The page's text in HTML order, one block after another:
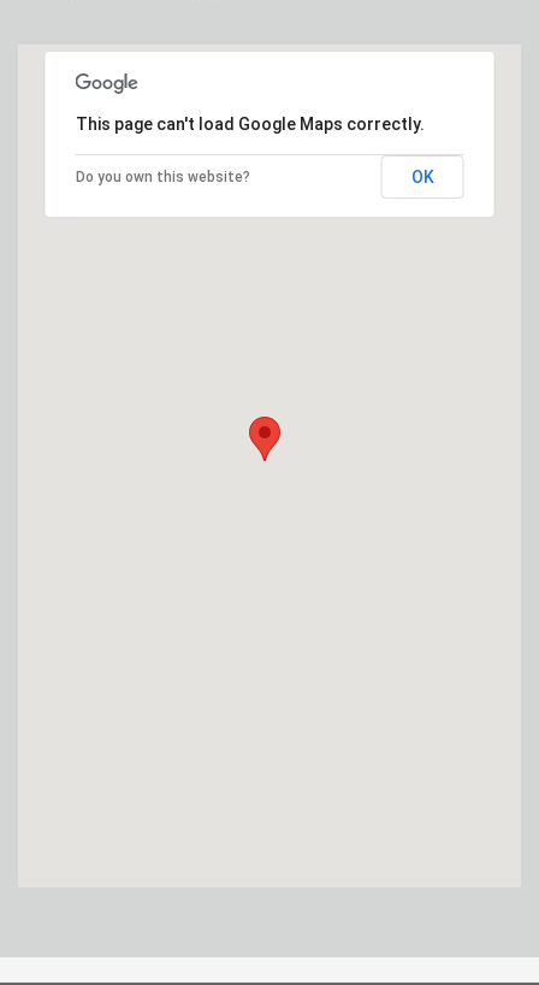
This page can't load Google Maps correctly.
Do you own this website? OK